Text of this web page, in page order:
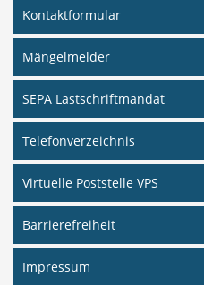
Kontaktformular
Mängelmelder
SEPA Lastschriftmandat
Telefonverzeichnis
Virtuelle Poststelle VPS
Barrierefreiheit
Impressum